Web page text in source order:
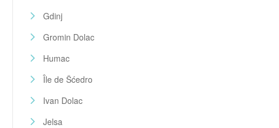
Gdinj
Gromin Dolac
Humac
Île de Šćedro
Ivan Dolac
Jelsa